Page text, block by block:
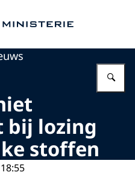
bij lozing
stoffen